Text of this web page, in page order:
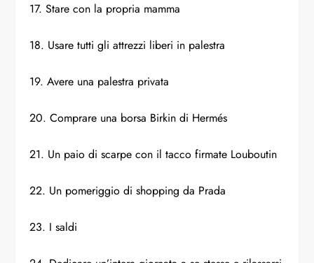
17. Stare con la propria mamma
18. Usare tutti gli attrezzi liberi in palestra
19. Avere una palestra privata
20. Comprare una borsa Birkin di Hermés
21. Un paio di scarpe con il tacco firmate Louboutin
22. Un pomeriggio di shopping da Prada
23. I saldi